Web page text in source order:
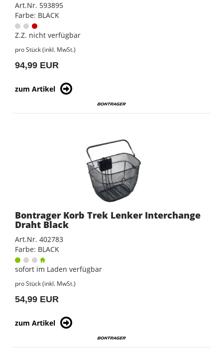
Art.Nr. 593895
Farbe: BLACK
Z.Z. nicht verfügbar
pro Stück (inkl. MwSt.)
94,99 EUR
zum Artikel
Bontrager Korb Trek Lenker Interchange
Draht Black
Art.Nr. 402783
Farbe: BLACK
sofort im Laden verfügbar
pro Stück (inkl. MwSt.)
54,99 EUR
zum Artikel